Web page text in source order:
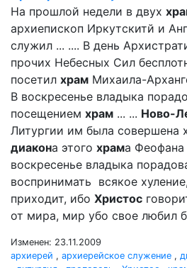
На прошлой недели в двух
архиепископ Иркутскитй и
служил ... .... В день
прочих Небесных Сил
посетил храм Михаила-
В воскресенье владыка
посещением храм ... ... Ново-
Литургии им была совершена
диакона этого храма
воскресенье владыка
воспринимать всякое
приходит, ибо Христос
от мира, мир убо свое любил
Изменен: 23.11.2009
архиерей , архиерейское служение ,